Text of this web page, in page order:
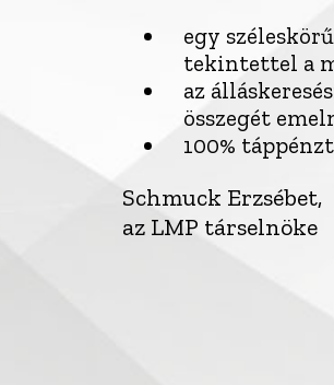
egy
tekintettel a
az
összegét
100%
Schmuck Erzsébet,
az LMP társelnöke